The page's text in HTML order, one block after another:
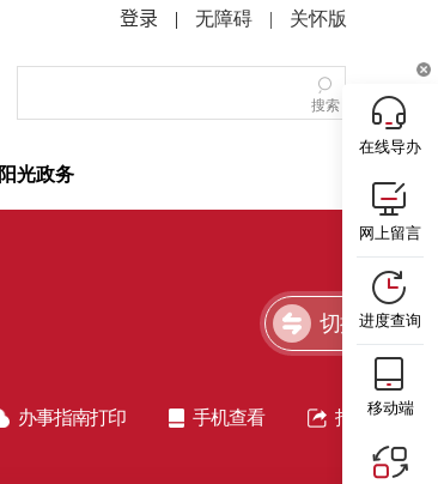
| 无障碍 | 关怀版
搜索
阳光政务
切换简洁版
办事指南打印 手机查看 指南分享
在线导办
网上留言
进度查询
移动端